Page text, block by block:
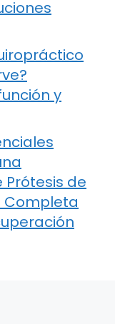
y
de
Completa